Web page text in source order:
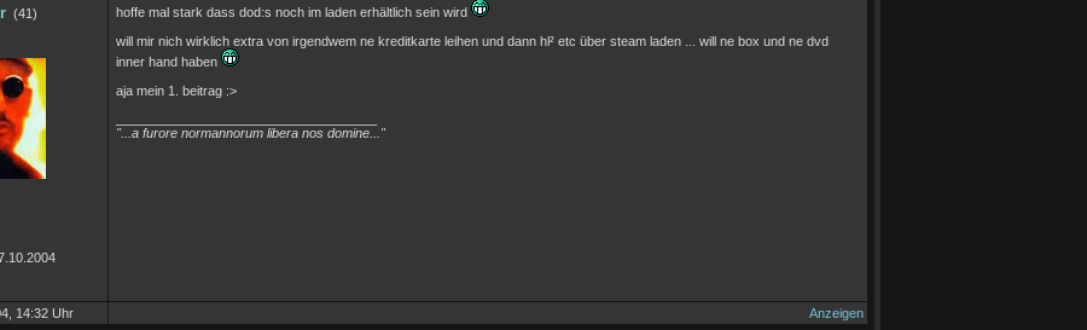
(41)
hoffe mal stark dass dod:s noch im laden erhältlich sein wird
will mir nich wirklich extra von irgendwem ne kreditkarte leihen und dann hl² etc über steam laden ... will ne box und ne dvd
inner hand haben
aja mein 1. beitrag :>
"...a furore normannorum libera nos domine..."
14:32 Uhr Anzeigen